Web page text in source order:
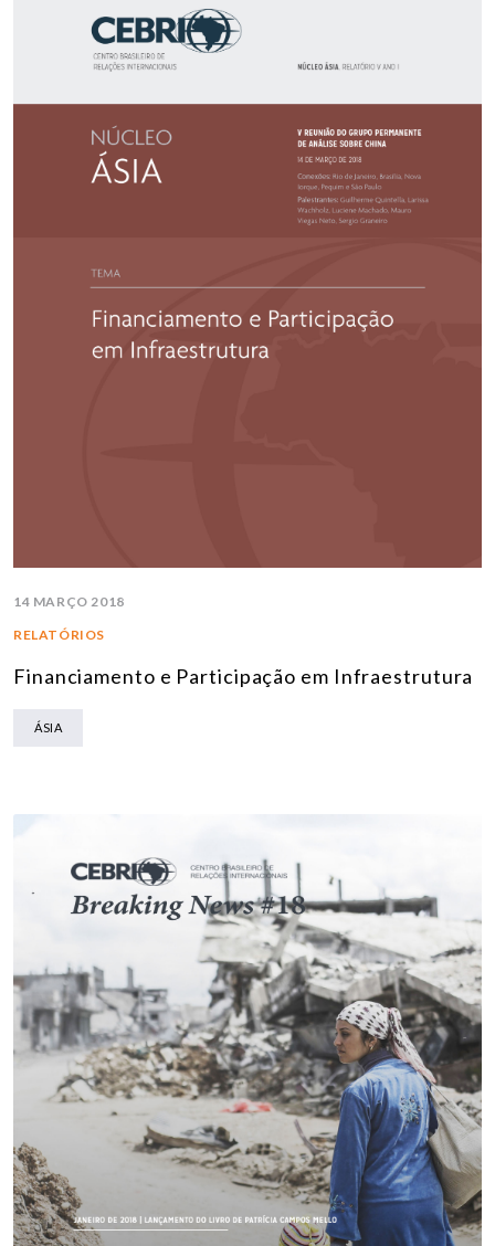
14 MARÇO 2018
RELATÓRIOS
Financiamento e Participação em Infraestrutura
ÁSIA